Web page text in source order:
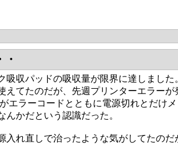
吸収パッドの吸収量が限界に達しました
えてたのだが、先週プリンターエラーが
エラーコードとともに電源切れとだけメ
かだという認識だった。
入れ直しで治ったような気がしてたの